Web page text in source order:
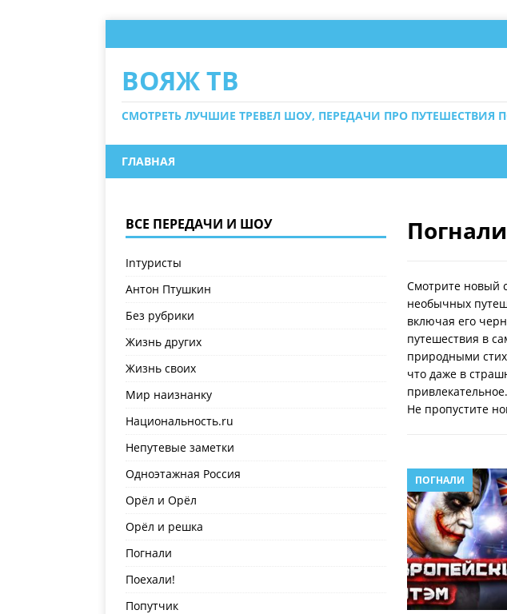
ВОЯЖ ТВ
СМОТРЕТЬ ЛУЧШИЕ ТРЕВЕЛ ШОУ, ПЕРЕДАЧИ ПРО ПУТЕШЕСТВИЯ
ГЛАВНАЯ
Погнали
Смотрите новый
необычных
включая его
путешествия в
природными
что даже в
Не пропустите
ПОГНАЛИ
ВСЕ ПЕРЕДАЧИ И ШОУ
Inтуристы
Антон Птушкин
Без рубрики
Жизнь других
Жизнь своих
Мир наизнанку
Национальность.ru
Непутевые заметки
Одноэтажная Россия
Орёл и Орёл
Орёл и решка
Погнали
Поехали!
Попутчик